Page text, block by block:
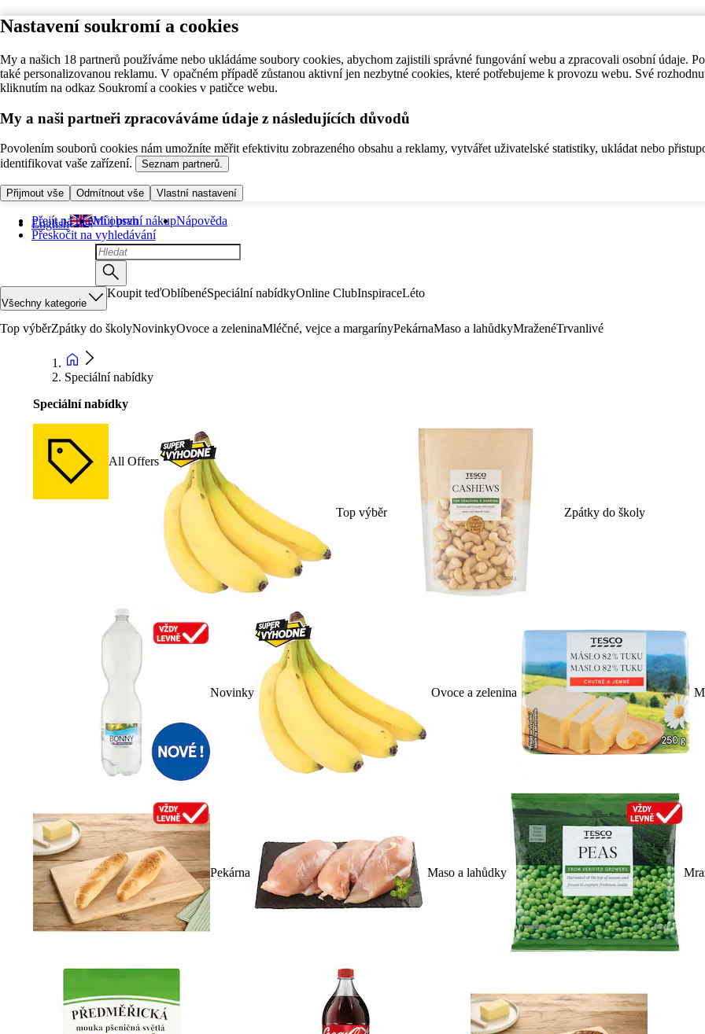
Nastavení soukromí a cookies
My a našich 18 partnerů používáme nebo ukládáme soubory cookies, abychom zajistili správné fungování webu a zpracovali osobní údaje.
také personalizovanou reklamu. V opačném případě zůstanou aktivní jen nezbytné cookies, které potřebujeme k provozu webu. Své
kliknutím na odkaz Soukromí a cookies v patičce webu.
My a naši partneři zpracováváme údaje z následujících důvodů
Povolením souborů cookies nám umožníte měřit efektivitu zobrazeného obsahu a reklamy, vytvářet uživatelské statistiky, ukládat nebo
identifikovat vaše zařízení.
Seznam partnerů.
Přijmout vše Odmítnout vše Vlastní nastavení
Přejít na hlavní obsah
Přeskočit na vyhledávání
English Můj první nákupNápověda
Všechny kategorie
Koupit teďOblíbenéSpeciální nabídkyOnline ClubInspiraceLéto
Top výběrZpátky do školyNovinkyOvoce a zeleninaMléčné, vejce a margarínyPekárnaMaso a lahůdkyMraženéTrvanlivé
Speciální nabídky
Speciální nabídky
All Offers
Top výběr Zpátky do školy
Novinky Ovoce a zelenina
Pekárna Maso a lahůdky